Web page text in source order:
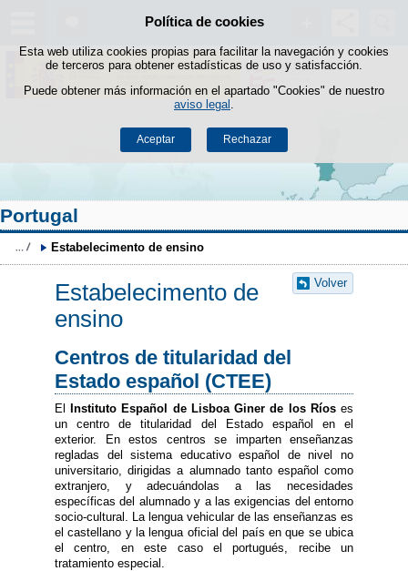
Política de cookies
Esta web utiliza cookies propias para facilitar la navegación y cookies
de terceros para obtener estadísticas de uso y satisfacción.
Puede obtener más información en el apartado "Cookies" de nuestro
aviso legal
Aceptar Rechazar
Saltar al contenido
Portugal
Estabelecimento de ensino
Volver
Estabelecimento de
ensino
Centros de titularidad del
Estado español (CTEE)
ElInstituto Español de Lisboa Giner de los Ríoses
un centro de titularidad del Estado español en el
exterior. En estos centros se imparten enseñanzas
regladas del sistema educativo español de nivel no
universitario, dirigidas a alumnado tanto español como
extranjero, y adecuándolas a las necesidades
específicas del alumnado y a las exigencias del entorno
socio-cultural. La lengua vehicular de las enseñanzas es
el castellano y la lengua oficial del país en que se ubica
el centro, en este caso el portugués, recibe un
tratamiento especial.